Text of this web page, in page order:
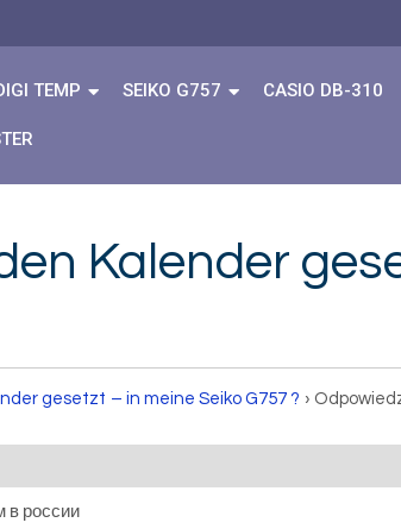
TEMP SEIKO G757 CASIO DB-310
Kalender
gesetzt – in meine Seiko G757 ? ›
в россии